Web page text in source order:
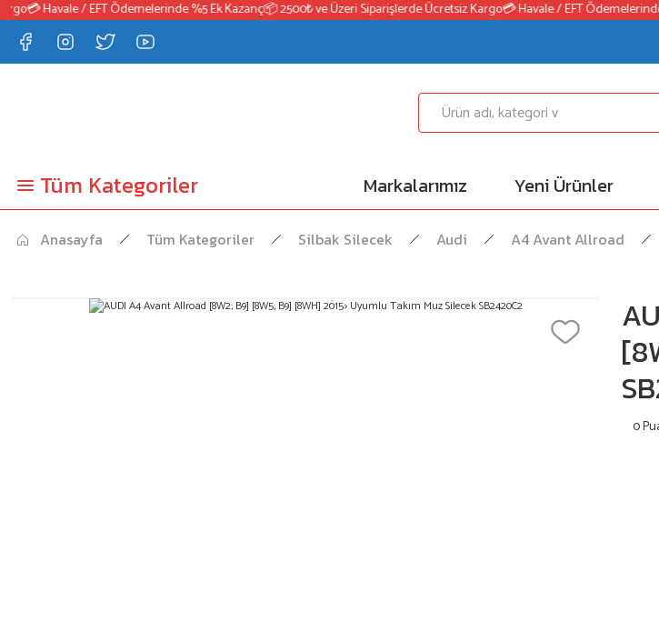
💳 Havale / EFT Ödemelerinde %5 Ek Kazanç📦 2500₺ ve Üzeri Siparişlerde Ücretsiz Kargo💳 Havale / EFT Ödemelerinde
Tüm Kategoriler Markalarımız Yeni Ürünler
Anasayfa Tüm Kategoriler Silbak Silecek Audi A4 Avant Allroad
0